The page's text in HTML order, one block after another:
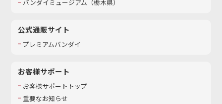
バンダイミュージアム（栃木県）
公式通販サイト
プレミアムバンダイ
お客様サポート
お客様サポートトップ
重要なお知らせ